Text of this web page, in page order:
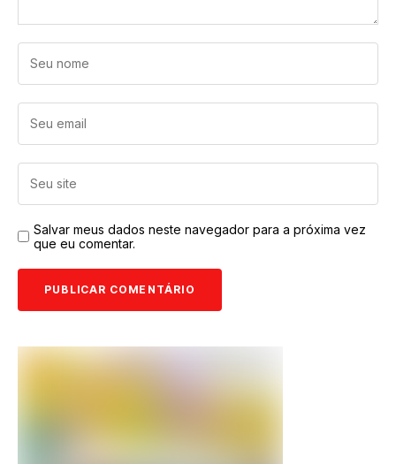
Salvar meus dados neste navegador para a próxima vez
que eu comentar.